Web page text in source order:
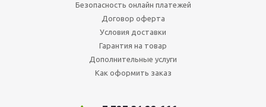
Безопасность онлайн платежей
Договор оферта
Условия доставки
Гарантия на товар
Дополнительные услуги
Как оформить заказ